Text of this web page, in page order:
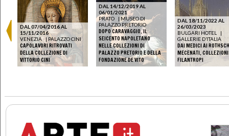
DAL 07/04/2016 AL
15/11/2016
VENEZIA
| PALAZZO CINI
CAPOLAVORI RITROVATI
DELLA COLLEZIONE DI
VITTORIO CINI
DAL 14/12/2019 AL
06/01/2021
PRATO
|MUSEO DI
PALAZZO PRETORIO
DOPO CARAVAGGIO. IL
SEICENTO NAPOLETANO
NELLE COLLEZIONI DI
PALAZZO PRETORIO E DELLA
FONDAZIONE DE VITO
DAL 18/11/2022 AL
26/03/2023
BULGARI HOTEL
|
GALLERIE D’ITALIA
DAI MEDICI AI
MECENATI,
FILANTROPI